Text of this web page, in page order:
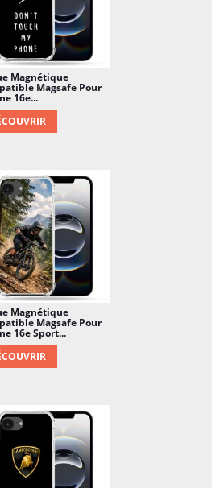
Magnétique
Magsafe Pour
16e...
Magnétique
Magsafe Pour
16e Sport...